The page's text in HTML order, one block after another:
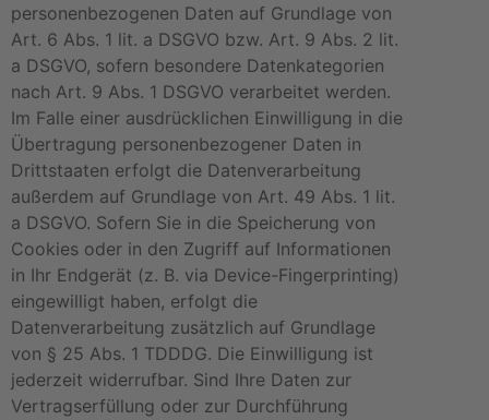
personenbezogenen Daten auf Grundlage von
Art. 6 Abs. 1 lit. a DSGVO bzw. Art. 9 Abs. 2 lit.
a DSGVO, sofern besondere Datenkategorien
nach Art. 9 Abs. 1 DSGVO verarbeitet werden.
Im Falle einer ausdrücklichen Einwilligung in die
Übertragung personenbezogener Daten in
Drittstaaten erfolgt die Datenverarbeitung
außerdem auf Grundlage von Art. 49 Abs. 1 lit.
a DSGVO. Sofern Sie in die Speicherung von
Cookies oder in den Zugriff auf Informationen
in Ihr Endgerät (z. B. via Device-Fingerprinting)
eingewilligt haben, erfolgt die
Datenverarbeitung zusätzlich auf Grundlage
von § 25 Abs. 1 TDDDG. Die Einwilligung ist
jederzeit widerrufbar. Sind Ihre Daten zur
Vertragserfüllung oder zur Durchführung